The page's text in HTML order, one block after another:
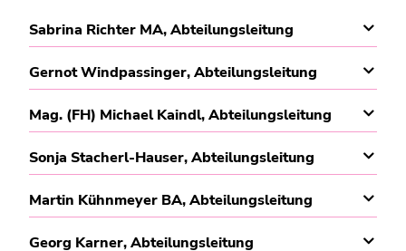
Sabrina Richter MA, Abteilungsleitung
Gernot Windpassinger, Abteilungsleitung
Mag. (FH) Michael Kaindl, Abteilungsleitung
Sonja Stacherl-Hauser, Abteilungsleitung
Martin Kühnmeyer BA, Abteilungsleitung
Georg Karner, Abteilungsleitung